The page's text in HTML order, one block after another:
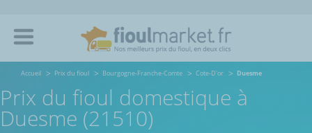
Accueil Prix du fioul Bourgogne-Franche-Comte Cote-D'or Duesme
Prix du fioul domestique à
Duesme (21510)